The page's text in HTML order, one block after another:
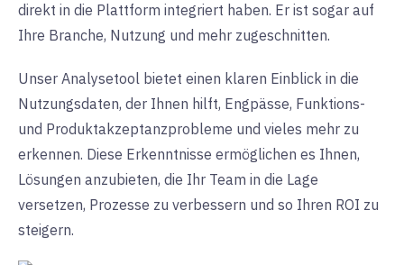
direkt in die Plattform integriert haben. Er ist sogar auf
Ihre Branche, Nutzung und mehr zugeschnitten.
Unser Analysetool bietet einen klaren Einblick in die
Nutzungsdaten, der Ihnen hilft, Engpässe, Funktions-
und Produktakzeptanzprobleme und vieles mehr zu
erkennen. Diese Erkenntnisse ermöglichen es Ihnen,
Lösungen anzubieten, die Ihr Team in die Lage
versetzen, Prozesse zu verbessern und so Ihren ROI zu
steigern.